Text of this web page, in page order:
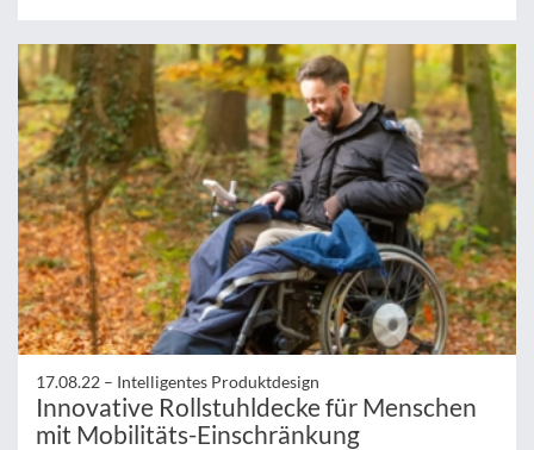
17.08.22 – Intelligentes Produktdesign
Innovative Rollstuhldecke für Menschen
mit Mobilitäts-Einschränkung